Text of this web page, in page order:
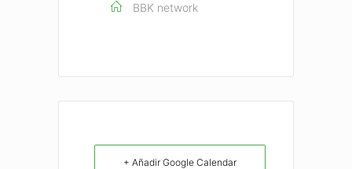
BBK network
+ Añadir Google Calendar